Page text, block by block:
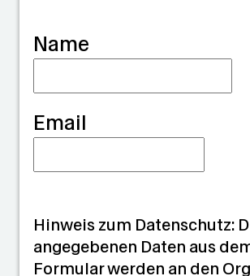
Name
Email
n
Hinweis zum Datenschutz:
angegebenen Daten aus
Formular werden an den